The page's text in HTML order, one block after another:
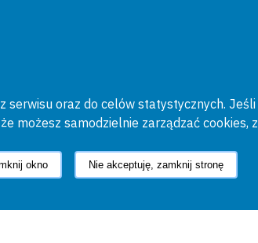
serwisu oraz do celów statystycznych.
możesz samodzielnie zarządzać
okno Nie akceptuję, zamknij stronę